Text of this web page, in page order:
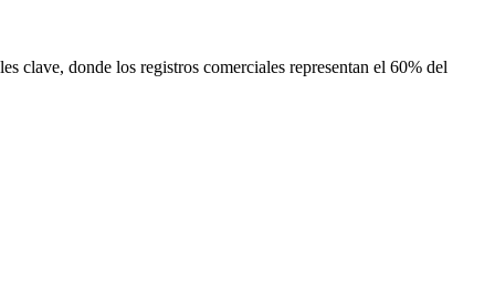
clave, donde los registros comerciales representan el 60% del